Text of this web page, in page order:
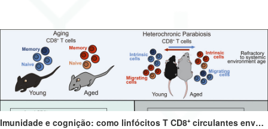
Imunidade e cognição: como linfócitos T CD8⁺ circulantes envelhecidos podem impulsionar o declínio cognitivo